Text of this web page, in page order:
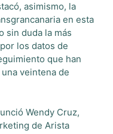
asimismo, la
en esta
sin duda la más
los datos de
que han
veintena de
Wendy Cruz,
de Arista